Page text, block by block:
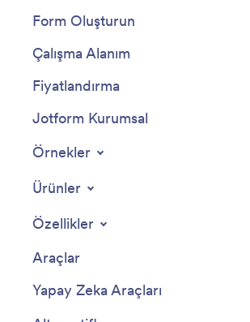
Form Oluşturun
Çalışma Alanım
Fiyatlandırma
Jotform Kurumsal
Örnekler
Ürünler
Özellikler
Araçlar
Yapay Zeka Araçları